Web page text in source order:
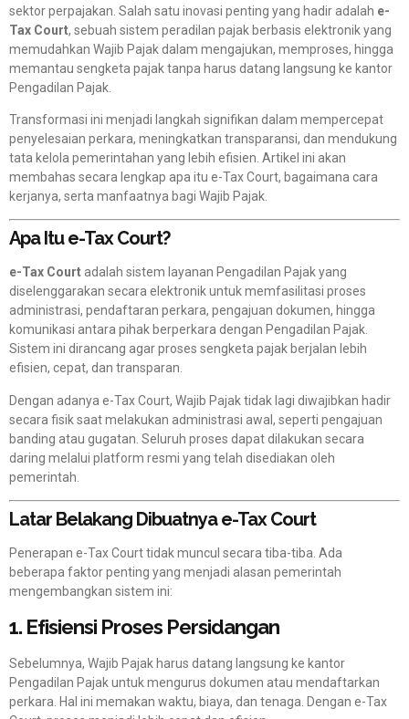
sektor perpajakan. Salah satu inovasi penting yang hadir adalah e-
Tax Court, sebuah sistem peradilan pajak berbasis elektronik yang
memudahkan Wajib Pajak dalam mengajukan, memproses, hingga
memantau sengketa pajak tanpa harus datang langsung ke kantor
Pengadilan Pajak.
Transformasi ini menjadi langkah signifikan dalam mempercepat
penyelesaian perkara, meningkatkan transparansi, dan mendukung
tata kelola pemerintahan yang lebih efisien. Artikel ini akan
membahas secara lengkap apa itu e-Tax Court, bagaimana cara
kerjanya, serta manfaatnya bagi Wajib Pajak.
Apa Itu e-Tax Court?
e-Tax Court adalah sistem layanan Pengadilan Pajak yang
diselenggarakan secara elektronik untuk memfasilitasi proses
administrasi, pendaftaran perkara, pengajuan dokumen, hingga
komunikasi antara pihak berperkara dengan Pengadilan Pajak.
Sistem ini dirancang agar proses sengketa pajak berjalan lebih
efisien, cepat, dan transparan.
Dengan adanya e-Tax Court, Wajib Pajak tidak lagi diwajibkan hadir
secara fisik saat melakukan administrasi awal, seperti pengajuan
banding atau gugatan. Seluruh proses dapat dilakukan secara
daring melalui platform resmi yang telah disediakan oleh
pemerintah.
Latar Belakang Dibuatnya e-Tax Court
Penerapan e-Tax Court tidak muncul secara tiba-tiba. Ada
beberapa faktor penting yang menjadi alasan pemerintah
mengembangkan sistem ini:
1. Efisiensi Proses Persidangan
Sebelumnya, Wajib Pajak harus datang langsung ke kantor
Pengadilan Pajak untuk mengurus dokumen atau mendaftarkan
perkara. Hal ini memakan waktu, biaya, dan tenaga. Dengan e-Tax